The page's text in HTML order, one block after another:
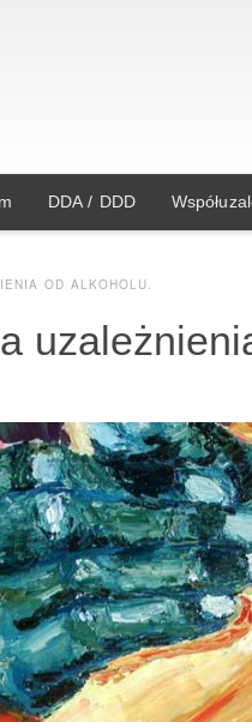
DDA / DDD
OD ALKOHOLU.